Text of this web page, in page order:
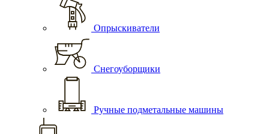
Опрыскиватели
Снегоуборщики
Ручные подметальные машины